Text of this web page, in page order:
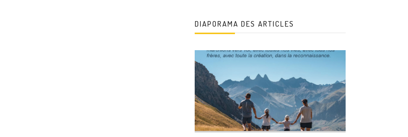
DIAPORAMA DES ARTICLES